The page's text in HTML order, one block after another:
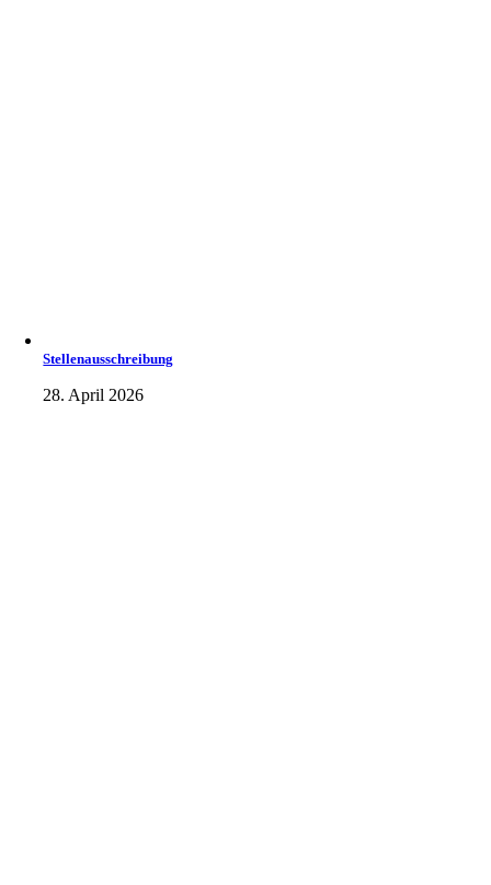
Stellenausschreibung
28. April 2026